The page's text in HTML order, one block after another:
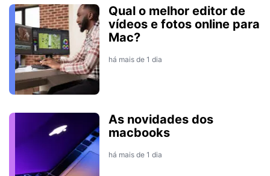
Qual o melhor editor de
vídeos e fotos online para
Mac?
há mais de 1 dia
As novidades dos
macbooks
há mais de 1 dia